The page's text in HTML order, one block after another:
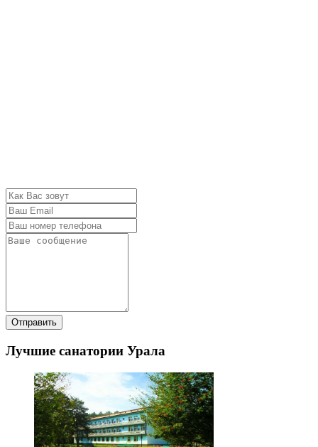
Отправить
Лучшие санатории Урала